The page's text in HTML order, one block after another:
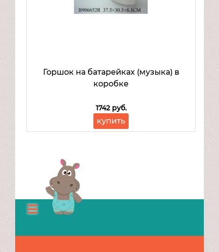
Горшок на батарейках (музыка) в
коробке
1742 руб.
купить